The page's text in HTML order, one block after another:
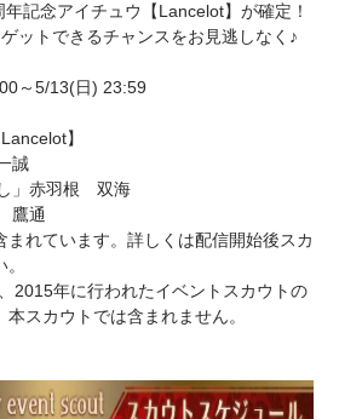
記念アイチュウ【Lancelot】が確定！
ットできるチャンスをお見逃しなく♪
～5/13(日) 23:59
】
誠
」赤羽根 双海
鷹通
れています。詳しくは配信開始後スカ
2015年に行われたイベントスカウトの
スカウトでは含まれません。